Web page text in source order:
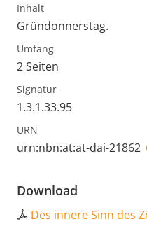
Inhalt
Gründonnerstag.
Umfang
2 Seiten
Signatur
1.3.1.33.95
URN
urn:nbn:at:at-dai-21862
Download
Des innere Sinn des